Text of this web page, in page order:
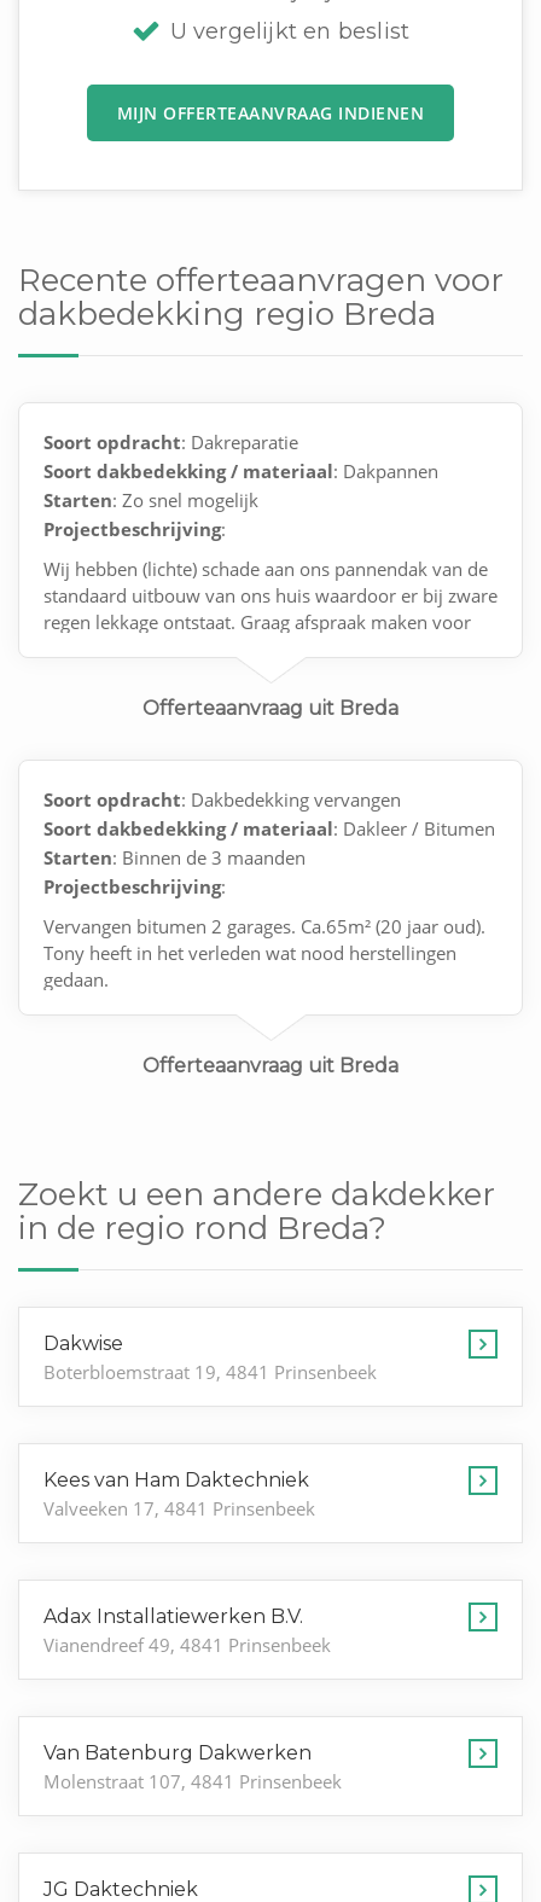
U vergelijkt en beslist
MIJN OFFERTEAANVRAAG INDIENEN
Recente offerteaanvragen voor
dakbedekking regio Breda
Soort opdracht: Dakreparatie
Soort dakbedekking / materiaal: Dakpannen
Starten: Zo snel mogelijk
Projectbeschrijving:
Wij hebben (lichte) schade aan ons pannendak van de
standaard uitbouw van ons huis waardoor er bij zware
regen lekkage ontstaat. Graag afspraak maken voor
Offerteaanvraag uit Breda
Soort opdracht: Dakbedekking vervangen
Soort dakbedekking / materiaal: Dakleer / Bitumen
Starten: Binnen de 3 maanden
Projectbeschrijving:
Vervangen bitumen 2 garages. Ca.65m² (20 jaar oud).
Tony heeft in het verleden wat nood herstellingen
gedaan.
Offerteaanvraag uit Breda
Zoekt u een andere dakdekker
in de regio rond Breda?
Dakwise
Boterbloemstraat 19, 4841 Prinsenbeek
Kees van Ham Daktechniek
Valveeken 17, 4841 Prinsenbeek
Adax Installatiewerken B.V.
Vianendreef 49, 4841 Prinsenbeek
Van Batenburg Dakwerken
Molenstraat 107, 4841 Prinsenbeek
JG Daktechniek